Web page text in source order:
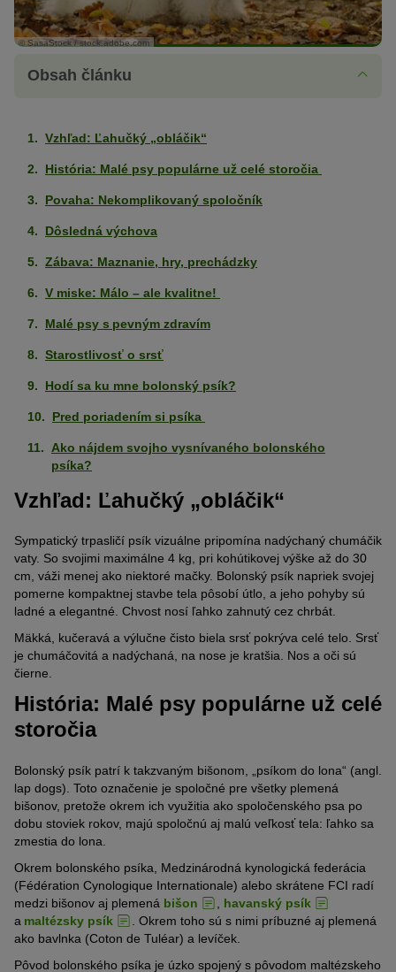
© SasaStock / stock.adobe.com
Obsah článku
Vzhľad: Ľahučký „obláčik“
História: Malé psy populárne už celé storočia
Povaha: Nekomplikovaný spoločník
Dôsledná výchova
Zábava: Maznanie, hry, prechádzky
V miske: Málo – ale kvalitne!
Malé psy s pevným zdravím
Starostlivosť o srsť
Hodí sa ku mne bolonský psík?
Pred poriadením si psíka
Ako nájdem svojho vysnívaného bolonského
psíka?
Vzhľad: Ľahučký „obláčik“
Sympatický trpasličí psík vizuálne pripomína nadýchaný chumáčik
vaty. So svojimi maximálne 4 kg, pri kohútikovej výške až do 30
cm, váži menej ako niektoré mačky. Bolonský psík napriek svojej
pomerne kompaktnej stavbe tela pôsobí útlo, a jeho pohyby sú
ladné a elegantné. Chvost nosí ľahko zahnutý cez chrbát.
Mäkká, kučeravá a výlučne čisto biela srsťpokrýva celé telo. Srsť
je chumáčovitá a nadýchaná, na nose je kratšia. Nos a oči sú
čierne.
História: Malé psy populárne už celé
storočia
Bolonský psík patrí k takzvaným bišonom psíkom do lona“ (angl.
lap dogs) . Toto označenie je spoločné pre všetky plemená
bišonov, pretože okrem ich využitia ako spoločenského psa po
dobu stoviek rokov, majú spoločnú aj malú veľkosť tela: ľahko sa
zmestia do lona
Okrem bolonského psíka
Medzinárodná kynologická federácia
(Fédération Cynologique Internationale) alebo skrátene FCI radí
medzi bišonov aj plemená bišon
havanský psík
a maltézsky psík Okrem toho sú s nimi príbuzné aj plemená
ako bavlnka (Coton de Tuléar) a levíček
Pôvod bolonského psíka je úzko spojený s pôvodom maltézskeho